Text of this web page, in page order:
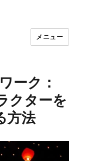
メニュー
ーク：
クターを
方法